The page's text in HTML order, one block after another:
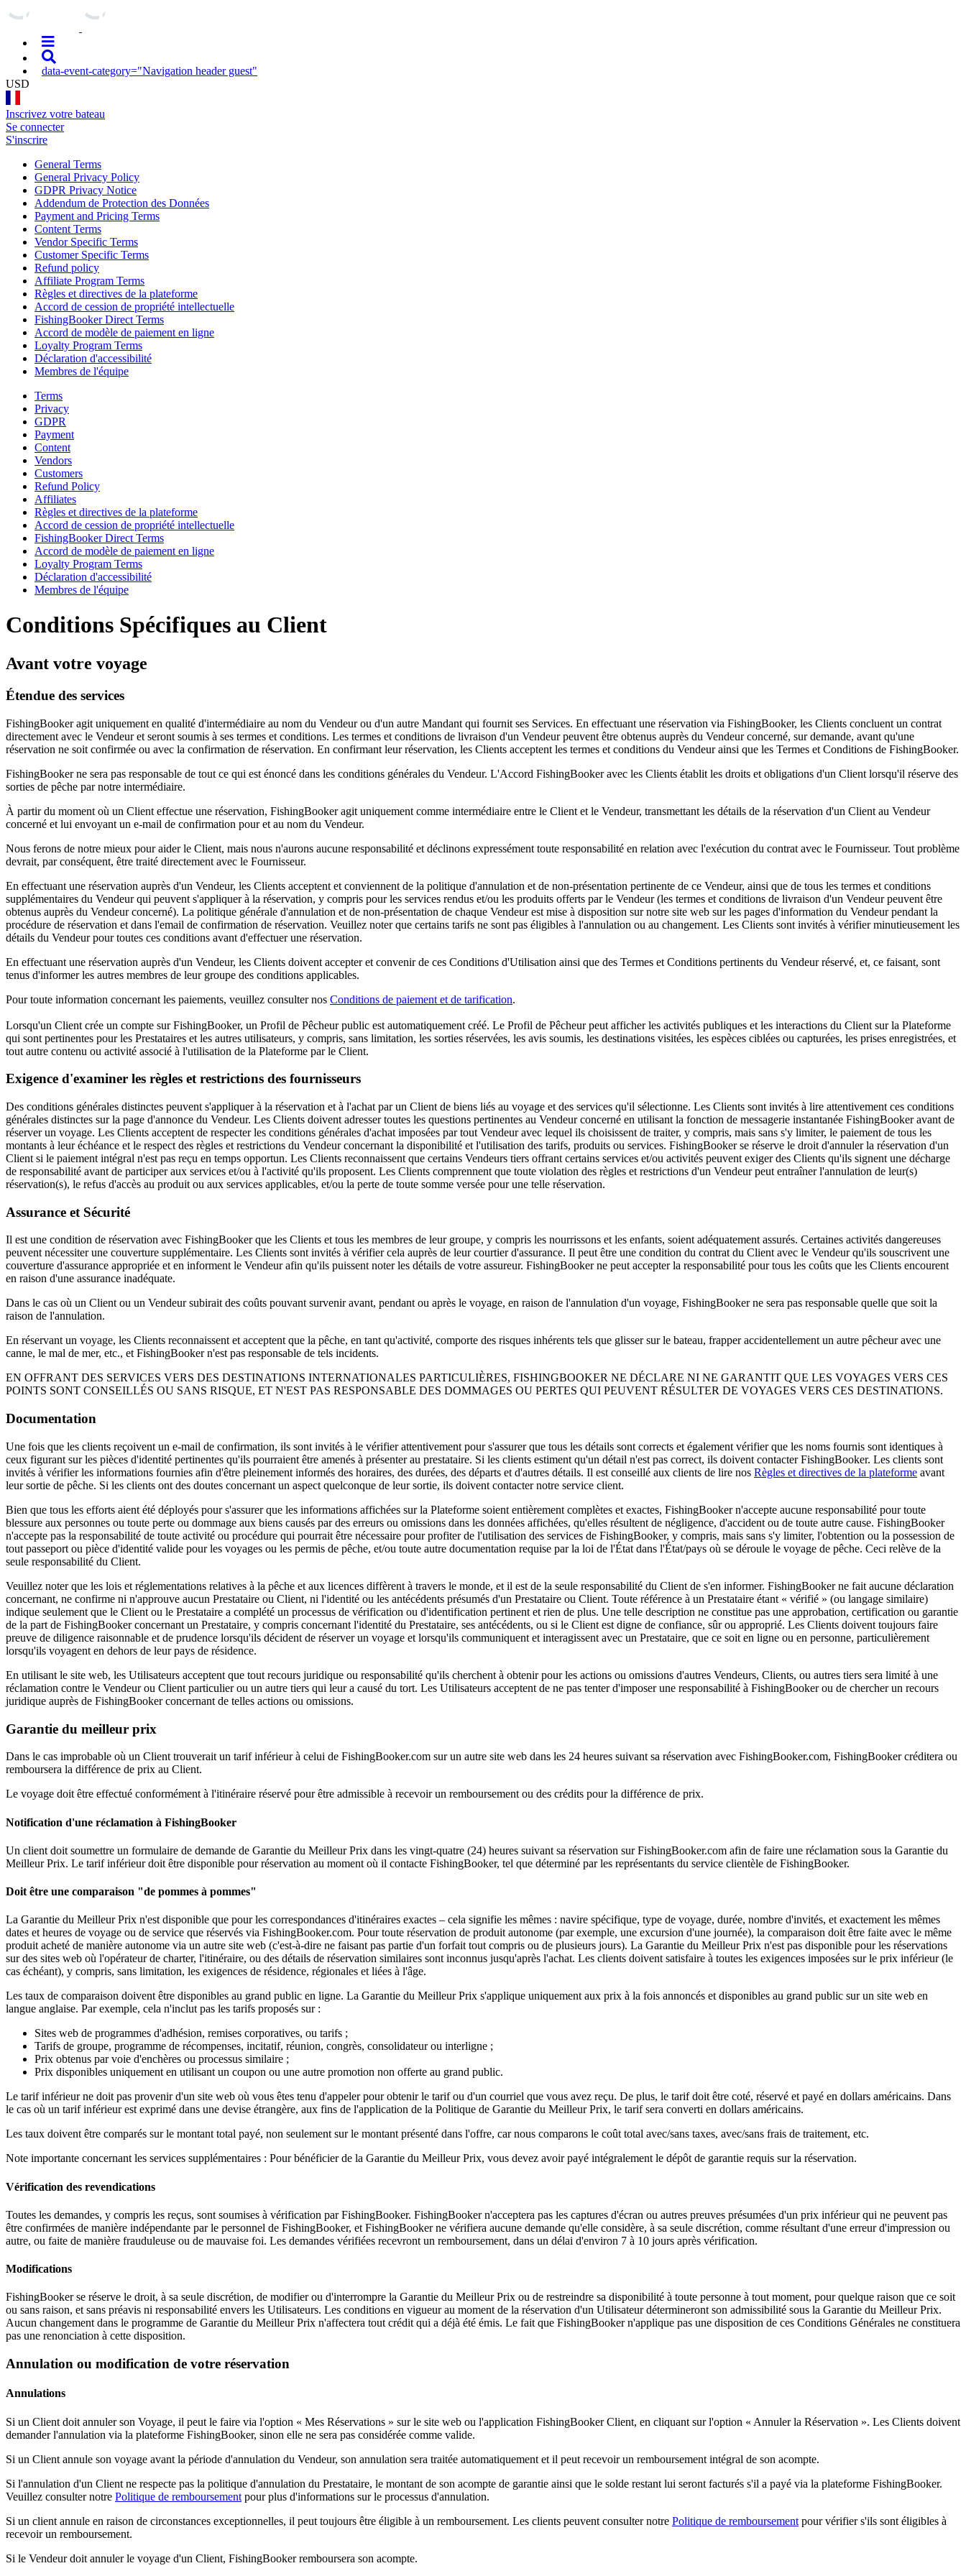
data-event-category="Navigation header guest"
USD
Inscrivez votre bateau
Se connecter
S'inscrire
General Terms
General Privacy Policy
GDPR Privacy Notice
Addendum de Protection des Données
Payment and Pricing Terms
Content Terms
Vendor Specific Terms
Customer Specific Terms
Refund policy
Affiliate Program Terms
Règles et directives de la plateforme
Accord de cession de propriété intellectuelle
FishingBooker Direct Terms
Accord de modèle de paiement en ligne
Loyalty Program Terms
Déclaration d'accessibilité
Membres de l'équipe
Terms
Privacy
GDPR
Payment
Content
Vendors
Customers
Refund Policy
Affiliates
Règles et directives de la plateforme
Accord de cession de propriété intellectuelle
FishingBooker Direct Terms
Accord de modèle de paiement en ligne
Loyalty Program Terms
Déclaration d'accessibilité
Membres de l'équipe
Conditions Spécifiques au Client
Avant votre voyage
Étendue des services
FishingBooker agit uniquement en qualité d'intermédiaire au nom du Vendeur ou d'un autre Mandant qui fournit ses Services. En effectuant une réservation via FishingBooker, les Clients concluent un contrat
directement avec le Vendeur et seront soumis à ses termes et conditions. Les termes et conditions de livraison d'un Vendeur peuvent être obtenus auprès du Vendeur concerné, sur demande, avant qu'une
réservation ne soit confirmée ou avec la confirmation de réservation. En confirmant leur réservation, les Clients acceptent les termes et conditions du Vendeur ainsi que les Termes et Conditions de FishingBooker.
FishingBooker ne sera pas responsable de tout ce qui est énoncé dans les conditions générales du Vendeur. L'Accord FishingBooker avec les Clients établit les droits et obligations d'un Client lorsqu'il réserve des
sorties de pêche par notre intermédiaire.
À partir du moment où un Client effectue une réservation, FishingBooker agit uniquement comme intermédiaire entre le Client et le Vendeur, transmettant les détails de la réservation d'un Client au Vendeur
concerné et lui envoyant un e-mail de confirmation pour et au nom du Vendeur.
Nous ferons de notre mieux pour aider le Client, mais nous n'aurons aucune responsabilité et déclinons expressément toute responsabilité en relation avec l'exécution du contrat avec le Fournisseur. Tout problème
devrait, par conséquent, être traité directement avec le Fournisseur.
En effectuant une réservation auprès d'un Vendeur, les Clients acceptent et conviennent de la politique d'annulation et de non-présentation pertinente de ce Vendeur, ainsi que de tous les termes et conditions
supplémentaires du Vendeur qui peuvent s'appliquer à la réservation, y compris pour les services rendus et/ou les produits offerts par le Vendeur (les termes et conditions de livraison d'un Vendeur peuvent être
obtenus auprès du Vendeur concerné). La politique générale d'annulation et de non-présentation de chaque Vendeur est mise à disposition sur notre site web sur les pages d'information du Vendeur pendant la
procédure de réservation et dans l'email de confirmation de réservation. Veuillez noter que certains tarifs ne sont pas éligibles à l'annulation ou au changement. Les Clients sont invités à vérifier minutieusement les
détails du Vendeur pour toutes ces conditions avant d'effectuer une réservation.
En effectuant une réservation auprès d'un Vendeur, les Clients doivent accepter et convenir de ces Conditions d'Utilisation ainsi que des Termes et Conditions pertinents du Vendeur réservé, et, ce faisant, sont
tenus d'informer les autres membres de leur groupe des conditions applicables.
Pour toute information concernant les paiements, veuillez consulter nos Conditions de paiement et de tarification.
Lorsqu'un Client crée un compte sur FishingBooker, un Profil de Pêcheur public est automatiquement créé. Le Profil de Pêcheur peut afficher les activités publiques et les interactions du Client sur la Plateforme
qui sont pertinentes pour les Prestataires et les autres utilisateurs, y compris, sans limitation, les sorties réservées, les avis soumis, les destinations visitées, les espèces ciblées ou capturées, les prises enregistrées, et
tout autre contenu ou activité associé à l'utilisation de la Plateforme par le Client.
Exigence d'examiner les règles et restrictions des fournisseurs
Des conditions générales distinctes peuvent s'appliquer à la réservation et à l'achat par un Client de biens liés au voyage et des services qu'il sélectionne. Les Clients sont invités à lire attentivement ces conditions
générales distinctes sur la page d'annonce du Vendeur. Les Clients doivent adresser toutes les questions pertinentes au Vendeur concerné en utilisant la fonction de messagerie instantanée FishingBooker avant de
réserver un voyage. Les Clients acceptent de respecter les conditions générales d'achat imposées par tout Vendeur avec lequel ils choisissent de traiter, y compris, mais sans s'y limiter, le paiement de tous les
montants à leur échéance et le respect des règles et restrictions du Vendeur concernant la disponibilité et l'utilisation des tarifs, produits ou services. FishingBooker se réserve le droit d'annuler la réservation d'un
Client si le paiement intégral n'est pas reçu en temps opportun. Les Clients reconnaissent que certains Vendeurs tiers offrant certains services et/ou activités peuvent exiger des Clients qu'ils signent une décharge
de responsabilité avant de participer aux services et/ou à l'activité qu'ils proposent. Les Clients comprennent que toute violation des règles et restrictions d'un Vendeur peut entraîner l'annulation de leur(s)
réservation(s), le refus d'accès au produit ou aux services applicables, et/ou la perte de toute somme versée pour une telle réservation.
Assurance et Sécurité
Il est une condition de réservation avec FishingBooker que les Clients et tous les membres de leur groupe, y compris les nourrissons et les enfants, soient adéquatement assurés. Certaines activités dangereuses
peuvent nécessiter une couverture supplémentaire. Les Clients sont invités à vérifier cela auprès de leur courtier d'assurance. Il peut être une condition du contrat du Client avec le Vendeur qu'ils souscrivent une
couverture d'assurance appropriée et en informent le Vendeur afin qu'ils puissent noter les détails de votre assureur. FishingBooker ne peut accepter la responsabilité pour tous les coûts que les Clients encourent
en raison d'une assurance inadéquate.
Dans le cas où un Client ou un Vendeur subirait des coûts pouvant survenir avant, pendant ou après le voyage, en raison de l'annulation d'un voyage, FishingBooker ne sera pas responsable quelle que soit la
raison de l'annulation.
En réservant un voyage, les Clients reconnaissent et acceptent que la pêche, en tant qu'activité, comporte des risques inhérents tels que glisser sur le bateau, frapper accidentellement un autre pêcheur avec une
canne, le mal de mer, etc., et FishingBooker n'est pas responsable de tels incidents.
EN OFFRANT DES SERVICES VERS DES DESTINATIONS INTERNATIONALES PARTICULIÈRES, FISHINGBOOKER NE DÉCLARE NI NE GARANTIT QUE LES VOYAGES VERS CES
POINTS SONT CONSEILLÉS OU SANS RISQUE, ET N'EST PAS RESPONSABLE DES DOMMAGES OU PERTES QUI PEUVENT RÉSULTER DE VOYAGES VERS CES DESTINATIONS.
Documentation
Une fois que les clients reçoivent un e-mail de confirmation, ils sont invités à le vérifier attentivement pour s'assurer que tous les détails sont corrects et également vérifier que les noms fournis sont identiques à
ceux figurant sur les pièces d'identité pertinentes qu'ils pourraient être amenés à présenter au prestataire. Si les clients estiment qu'un détail n'est pas correct, ils doivent contacter FishingBooker. Les clients sont
invités à vérifier les informations fournies afin d'être pleinement informés des horaires, des durées, des départs et d'autres détails. Il est conseillé aux clients de lire nos Règles et directives de la plateforme avant
leur sortie de pêche. Si les clients ont des doutes concernant un aspect quelconque de leur sortie, ils doivent contacter notre service client.
Bien que tous les efforts aient été déployés pour s'assurer que les informations affichées sur la Plateforme soient entièrement complètes et exactes, FishingBooker n'accepte aucune responsabilité pour toute
blessure aux personnes ou toute perte ou dommage aux biens causés par des erreurs ou omissions dans les données affichées, qu'elles résultent de négligence, d'accident ou de toute autre cause. FishingBooker
n'accepte pas la responsabilité de toute activité ou procédure qui pourrait être nécessaire pour profiter de l'utilisation des services de FishingBooker, y compris, mais sans s'y limiter, l'obtention ou la possession de
tout passeport ou pièce d'identité valide pour les voyages ou les permis de pêche, et/ou toute autre documentation requise par la loi de l'État dans l'État/pays où se déroule le voyage de pêche. Ceci relève de la
seule responsabilité du Client.
Veuillez noter que les lois et réglementations relatives à la pêche et aux licences diffèrent à travers le monde, et il est de la seule responsabilité du Client de s'en informer. FishingBooker ne fait aucune déclaration
concernant, ne confirme ni n'approuve aucun Prestataire ou Client, ni l'identité ou les antécédents présumés d'un Prestataire ou Client. Toute référence à un Prestataire étant « vérifié » (ou langage similaire)
indique seulement que le Client ou le Prestataire a complété un processus de vérification ou d'identification pertinent et rien de plus. Une telle description ne constitue pas une approbation, certification ou garantie
de la part de FishingBooker concernant un Prestataire, y compris concernant l'identité du Prestataire, ses antécédents, ou si le Client est digne de confiance, sûr ou approprié. Les Clients doivent toujours faire
preuve de diligence raisonnable et de prudence lorsqu'ils décident de réserver un voyage et lorsqu'ils communiquent et interagissent avec un Prestataire, que ce soit en ligne ou en personne, particulièrement
lorsqu'ils voyagent en dehors de leur pays de résidence.
En utilisant le site web, les Utilisateurs acceptent que tout recours juridique ou responsabilité qu'ils cherchent à obtenir pour les actions ou omissions d'autres Vendeurs, Clients, ou autres tiers sera limité à une
réclamation contre le Vendeur ou Client particulier ou un autre tiers qui leur a causé du tort. Les Utilisateurs acceptent de ne pas tenter d'imposer une responsabilité à FishingBooker ou de chercher un recours
juridique auprès de FishingBooker concernant de telles actions ou omissions.
Garantie du meilleur prix
Dans le cas improbable où un Client trouverait un tarif inférieur à celui de FishingBooker.com sur un autre site web dans les 24 heures suivant sa réservation avec FishingBooker.com, FishingBooker créditera ou
remboursera la différence de prix au Client.
Le voyage doit être effectué conformément à l'itinéraire réservé pour être admissible à recevoir un remboursement ou des crédits pour la différence de prix.
Notification d'une réclamation à FishingBooker
Un client doit soumettre un formulaire de demande de Garantie du Meilleur Prix dans les vingt-quatre (24) heures suivant sa réservation sur FishingBooker.com afin de faire une réclamation sous la Garantie du
Meilleur Prix. Le tarif inférieur doit être disponible pour réservation au moment où il contacte FishingBooker, tel que déterminé par les représentants du service clientèle de FishingBooker.
Doit être une comparaison "de pommes à pommes"
La Garantie du Meilleur Prix n'est disponible que pour les correspondances d'itinéraires exactes – cela signifie les mêmes : navire spécifique, type de voyage, durée, nombre d'invités, et exactement les mêmes
dates et heures de voyage ou de service que réservés via FishingBooker.com. Pour toute réservation de produit autonome (par exemple, une excursion d'une journée), la comparaison doit être faite avec le même
produit acheté de manière autonome via un autre site web (c'est-à-dire ne faisant pas partie d'un forfait tout compris ou de plusieurs jours). La Garantie du Meilleur Prix n'est pas disponible pour les réservations
sur des sites web où l'opérateur de charter, l'itinéraire, ou des détails de réservation similaires sont inconnus jusqu'après l'achat. Les clients doivent satisfaire à toutes les exigences imposées sur le prix inférieur (le
cas échéant), y compris, sans limitation, les exigences de résidence, régionales et liées à l'âge.
Les taux de comparaison doivent être disponibles au grand public en ligne. La Garantie du Meilleur Prix s'applique uniquement aux prix à la fois annoncés et disponibles au grand public sur un site web en
langue anglaise. Par exemple, cela n'inclut pas les tarifs proposés sur :
Sites web de programmes d'adhésion, remises corporatives, ou tarifs ;
Tarifs de groupe, programme de récompenses, incitatif, réunion, congrès, consolidateur ou interligne ;
Prix obtenus par voie d'enchères ou processus similaire ;
Prix disponibles uniquement en utilisant un coupon ou une autre promotion non offerte au grand public.
Le tarif inférieur ne doit pas provenir d'un site web où vous êtes tenu d'appeler pour obtenir le tarif ou d'un courriel que vous avez reçu. De plus, le tarif doit être coté, réservé et payé en dollars américains. Dans
le cas où un tarif inférieur est exprimé dans une devise étrangère, aux fins de l'application de la Politique de Garantie du Meilleur Prix, le tarif sera converti en dollars américains.
Les taux doivent être comparés sur le montant total payé, non seulement sur le montant présenté dans l'offre, car nous comparons le coût total avec/sans taxes, avec/sans frais de traitement, etc.
Note importante concernant les services supplémentaires : Pour bénéficier de la Garantie du Meilleur Prix, vous devez avoir payé intégralement le dépôt de garantie requis sur la réservation.
Vérification des revendications
Toutes les demandes, y compris les reçus, sont soumises à vérification par FishingBooker. FishingBooker n'acceptera pas les captures d'écran ou autres preuves présumées d'un prix inférieur qui ne peuvent pas
être confirmées de manière indépendante par le personnel de FishingBooker, et FishingBooker ne vérifiera aucune demande qu'elle considère, à sa seule discrétion, comme résultant d'une erreur d'impression ou
autre, ou faite de manière frauduleuse ou de mauvaise foi. Les demandes vérifiées recevront un remboursement, dans un délai d'environ 7 à 10 jours après vérification.
Modifications
FishingBooker se réserve le droit, à sa seule discrétion, de modifier ou d'interrompre la Garantie du Meilleur Prix ou de restreindre sa disponibilité à toute personne à tout moment, pour quelque raison que ce soit
ou sans raison, et sans préavis ni responsabilité envers les Utilisateurs. Les conditions en vigueur au moment de la réservation d'un Utilisateur détermineront son admissibilité sous la Garantie du Meilleur Prix.
Aucun changement dans le programme de Garantie du Meilleur Prix n'affectera tout crédit qui a déjà été émis. Le fait que FishingBooker n'applique pas une disposition de ces Conditions Générales ne constituera
pas une renonciation à cette disposition.
Annulation ou modification de votre réservation
Annulations
Si un Client doit annuler son Voyage, il peut le faire via l'option « Mes Réservations » sur le site web ou l'application FishingBooker Client, en cliquant sur l'option « Annuler la Réservation ». Les Clients doivent
demander l'annulation via la plateforme FishingBooker, sinon elle ne sera pas considérée comme valide.
Si un Client annule son voyage avant la période d'annulation du Vendeur, son annulation sera traitée automatiquement et il peut recevoir un remboursement intégral de son acompte.
Si l'annulation d'un Client ne respecte pas la politique d'annulation du Prestataire, le montant de son acompte de garantie ainsi que le solde restant lui seront facturés s'il a payé via la plateforme FishingBooker.
Veuillez consulter notre Politique de remboursement pour plus d'informations sur le processus d'annulation.
Si un client annule en raison de circonstances exceptionnelles, il peut toujours être éligible à un remboursement. Les clients peuvent consulter notre Politique de remboursement pour vérifier s'ils sont éligibles à
recevoir un remboursement.
Si le Vendeur doit annuler le voyage d'un Client, FishingBooker remboursera son acompte.